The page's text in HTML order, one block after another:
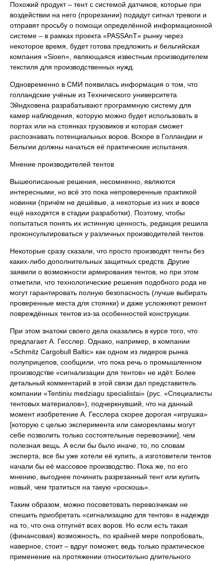
Похожий продукт – тент с системой датчиков, которые при
воздействии на него (прорезании) подадут сигнал тревоги и
отправят просьбу о помощи определённой информационной
системе – в рамках проекта «PASSAnT» рынку через
некоторое время, будет готова предложить и бельгийская
компания «Sioen», являющаяся известным производителем
текстиля для производственных нужд.
Одновременно в СМИ появилась информация о том, что
голландские учёные из Технического университета
Эйндховена разрабатывают программную систему для
камер наблюдения, которую можно будет использовать в
портах или на стоянках грузовиков и которая сможет
распознавать потенциальных воров. Вскоре в Голландии и
Бельгии должны начаться её практические испытания.
Мнение производителей тентов
Вышеописанные решения, несомненно, являются
интересными, но всё это пока непроверенные практикой
новинки (причём не дешёвые, а некоторые из них и вовсе
ещё находятся в стадии разработки). Поэтому, чтобы
попытаться понять их истинную ценность, редакция решила
проконсультироваться у различных производителей тентов.
Некоторые сразу сказали, что просто производят тенты без
каких-либо дополнительных защитных средств. Другие
заявили о возможности армирования тентов, но при этом
отметили, что технологические решения подобного рода не
могут гарантировать полную безопасность (лучше выбирать
проверенные места для стоянки) и даже усложняют ремонт
повреждённых тентов из-за особенностей конструкции.
При этом знатоки своего дела оказались в курсе того, что
предлагает А. Гесслер. Однако, например, в компании
«Schmitz Cargobull Baltic» как одном из лидеров рынка
полуприцепов, сообщили, что пока речь о промышленном
производстве «сигнализации для тентов» не идёт. Более
детальный комментарий в этой связи дал представитель
компании «Tentiniu medziagu specialistai» (рус. «Специалисты
тентовых материалов»), подчеркнувший, что на данный
момент изобретение А. Гесслера скорее дорогая «игрушка»
[которую с целью эксперимента или саморекламы могут
себе позволить только состоятельные перевозчики], чем
полезная вещь. А если бы было иначе, то, по словам
эксперта, все бы уже хотели её купить, а изготовители тентов
начали бы её массовое производство. Пока же, по его
мнению, выгоднее починить разрезанный тент или купить
новый, чем тратиться на такую «роскошь».
Таким образом, можно посоветовать перевозчикам не
спешить приобретать «сигнализацию для тентов» в надежде
на то, что она отпугнёт всех воров. Но если есть такая
(финансовая) возможность, по крайней мере попробовать,
наверное, стоит – вдруг поможет, ведь только практическое
применение на протяжении относительно длительного